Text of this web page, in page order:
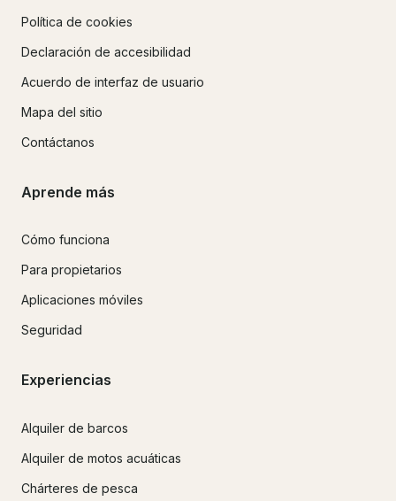
Política de cookies
Declaración de accesibilidad
Acuerdo de interfaz de usuario
Mapa del sitio
Contáctanos
Aprende más
Cómo funciona
Para propietarios
Aplicaciones móviles
Seguridad
Experiencias
Alquiler de barcos
Alquiler de motos acuáticas
Chárteres de pesca